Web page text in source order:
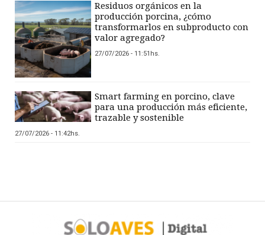
Residuos orgánicos en la
producción porcina, ¿cómo
transformarlos en subproducto con
valor agregado?
27/07/2026 - 11:51hs.
Smart farming en porcino, clave
para una producción más eficiente,
trazable y sostenible
27/07/2026 - 11:42hs.